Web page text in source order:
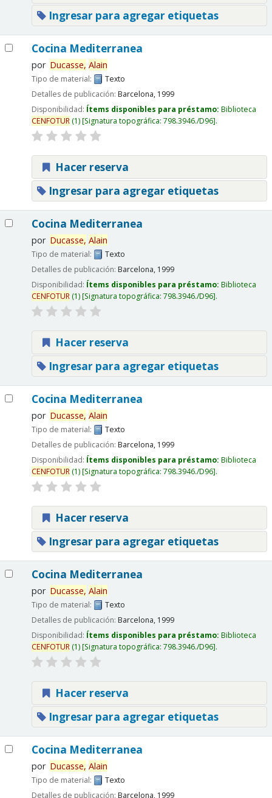
Ingresar para agregar etiquetas
Cocina Mediterranea
por Ducasse, Alain
Tipo de material:
Texto
Detalles de publicación: Barcelona, 1999
Disponibilidad: Ítems disponibles para préstamo: Biblioteca
CENFOTUR(1) Signatura topográfica: 798.3946./D96 .
Hacer reserva
Ingresar para agregar etiquetas
Cocina Mediterranea
por Ducasse, Alain
Tipo de material:
Texto
Detalles de publicación: Barcelona, 1999
Disponibilidad: Ítems disponibles para préstamo: Biblioteca
CENFOTUR(1) Signatura topográfica: 798.3946./D96 .
Hacer reserva
Ingresar para agregar etiquetas
Cocina Mediterranea
por Ducasse, Alain
Tipo de material:
Texto
Detalles de publicación: Barcelona, 1999
Disponibilidad: Ítems disponibles para préstamo: Biblioteca
CENFOTUR(1) Signatura topográfica: 798.3946./D96 .
Hacer reserva
Ingresar para agregar etiquetas
Cocina Mediterranea
por Ducasse, Alain
Tipo de material:
Texto
Detalles de publicación: Barcelona, 1999
Disponibilidad: Ítems disponibles para préstamo: Biblioteca
CENFOTUR(1) Signatura topográfica: 798.3946./D96 .
Hacer reserva
Ingresar para agregar etiquetas
Cocina Mediterranea
por Ducasse, Alain
Tipo de material:
Texto
Detalles de publicación: Barcelona, 1999